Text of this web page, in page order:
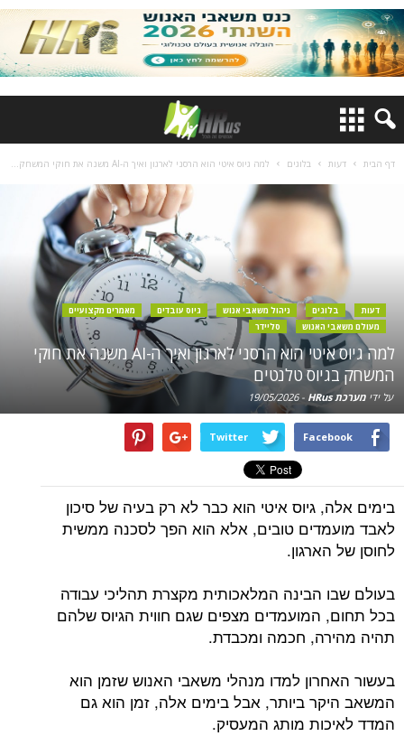
דף הבית דעות בלוגים למה גיוס איטי הוא הרסני לארגון ואיך ה-AI משנה את חוקי המשחק...
דעות בלוגים ניהול משאבי אנוש גיוס עובדים
מאמרים מקצועיים
מעולם משאבי האנוש
סליידר
למה גיוס איטי הוא הרסני לארגון ואיך ה-AI משנה את חוקי
המשחק בגיוס טלנטים
על ידי מערכת HRus -
19/05/2026
Facebook
Twitter
בימים אלה, גיוס איטי הוא כבר לא רק בעיה של סיכון
לאבד מועמדים טובים, אלא הוא הפך לסכנה ממשית
לחוסן של הארגון.
בעולם שבו הבינה המלאכותית מקצרת תהליכי עבודה
בכל תחום, המועמדים מצפים שגם חווית הגיוס שלהם
תהיה מהירה, חכמה ומכבדת.
בעשור האחרון למדו מנהלי משאבי האנוש שזמן הוא
המשאב היקר ביותר, אבל בימים אלה, זמן הוא גם
המדד לאיכות מותג המעסיק.